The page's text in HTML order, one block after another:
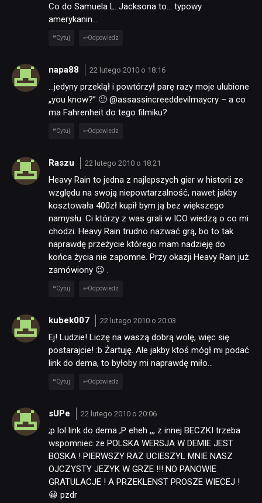
Co do Samuela L. Jacksona to… typowy
amerykanin…
Cytuj Odpowiedz
napa88 22 lutego 2010 o 18:16
…jedyny przeklął i powtórzył parę razy moje ulubione
„you know?” 🙂 @assassincreeddevilmaycry – a co
ma Fahrenheit do tego filmiku?
Cytuj Odpowiedz
Raszu 22 lutego 2010 o 18:21
Heavy Rain to jedna z najlepszych gier w historii ze
względu na swoją niepowtarzalność, nawet jakby
kosztowała 400zł kupił bym ją bez większego
namysłu. Ci którzy z was grali w ICO wiedzą o co mi
chodzi. Heavy Rain trudno nazwać grą, bo to tak
naprawdę przeżycie którego mam nadzieję do
końca życia nie zapomne. Przy okazji Heavy Rain już
zamówiony 😉 .
Cytuj Odpowiedz
kubek007 22 lutego 2010 o 20:03
Ej! Ludzie! Liczę na waszą dobrą wolę, więc się
postarajcie! :b Żartuję. Ale jakby ktoś mógł mi podać
link do dema, to byłoby mi naprawdę miło…
Cytuj Odpowiedz
sUPe 22 lutego 2010 o 20:06
;p lol link do dema ;P eheh ,,, z innej BECZKI trzeba
wspomniec ze POLSKA WERSJA W DEMIE JEST
BOSKA ! PIERWSZY RAZ UCIESZYL MNIE NASZ
OJCZYSTY JEZYK W GRZE !!! NO PANOWIE
GRATULACJE ! A PRZEKLENST PROSZE WIECEJ !
😀 pzdr